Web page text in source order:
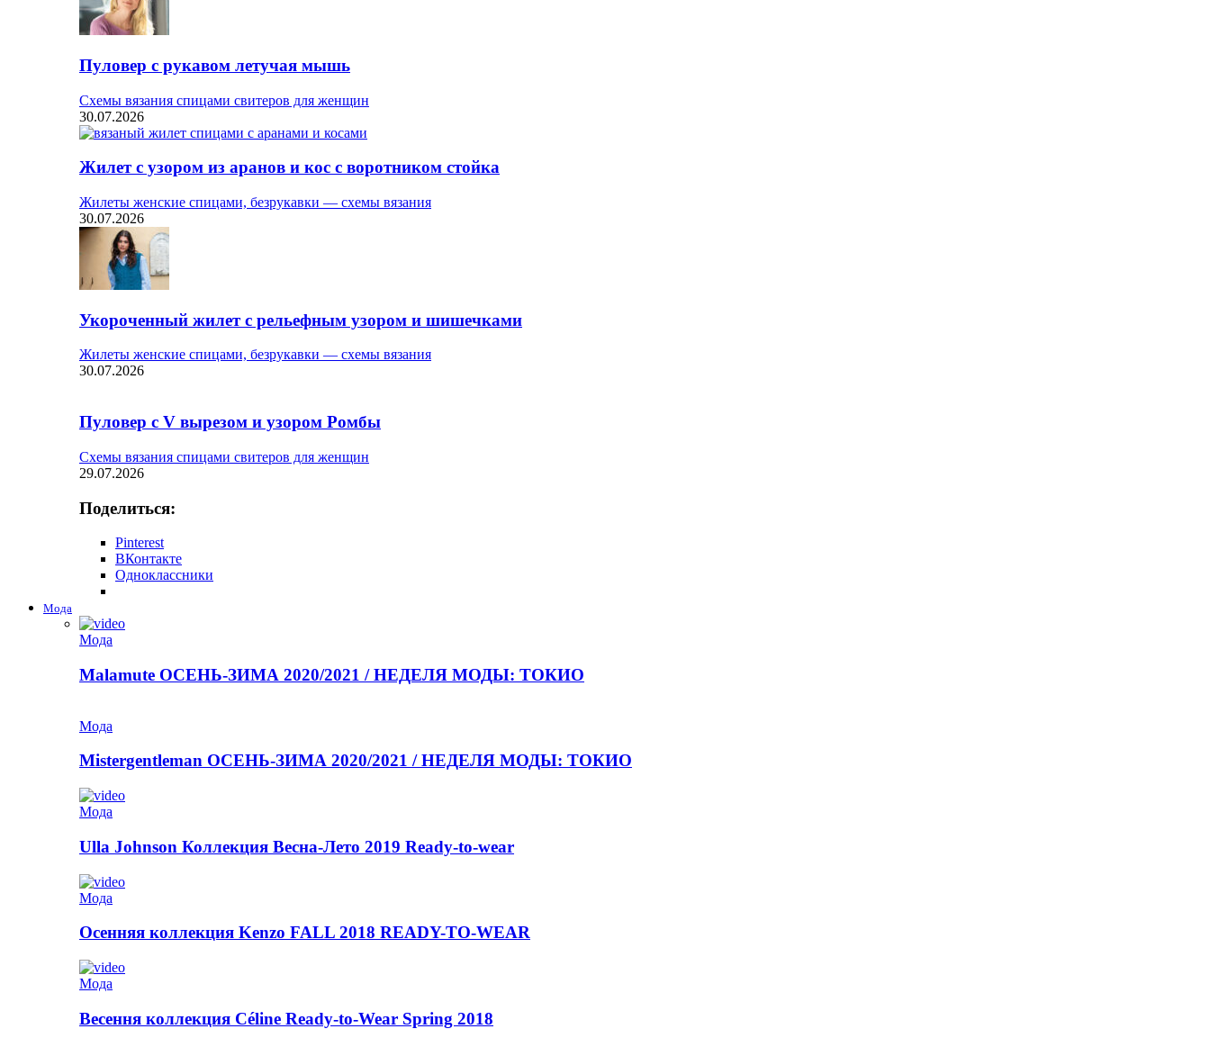
Пуловер с рукавом летучая мышь
Схемы вязания спицами свитеров для женщин
30.07.2026
Жилет с узором из аранов и кос с воротником стойка
Жилеты женские спицами, безрукавки — схемы вязания
30.07.2026
Укороченный жилет с рельефным узором и шишечками
Жилеты женские спицами, безрукавки — схемы вязания
30.07.2026
Пуловер с V вырезом и узором Ромбы
Схемы вязания спицами свитеров для женщин
29.07.2026
Поделиться:
Pinterest
ВКонтакте
Одноклассники
Мода
Мода
Malamute ОСЕНЬ-ЗИМА 2020/2021 / НЕДЕЛЯ МОДЫ: ТОКИО
Мода
Mistergentleman ОСЕНЬ-ЗИМА 2020/2021 / НЕДЕЛЯ МОДЫ: ТОКИО
Мода
Ulla Johnson Коллекция Весна-Лето 2019 Ready-to-wear
Мода
Осенняя коллекция Kenzo FALL 2018 READY-TO-WEAR
Мода
Весення коллекция Céline Ready-to-Wear Spring 2018